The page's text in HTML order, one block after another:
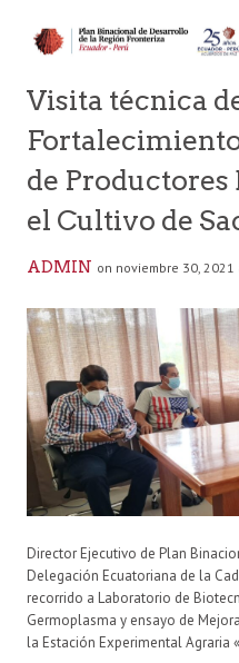
Visita técnica
de Productores
el Cultivo de
ADMIN on noviembre 30, 2021
Director Ejecutivo de Plan
Delegación Ecuatoriana de la
recorrido a Laboratorio de
Germoplasma y ensayo de
la Estación Experimental Agraria